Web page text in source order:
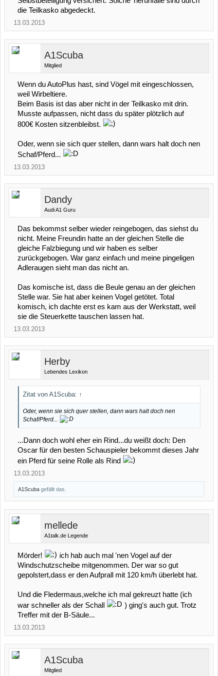
die Teilkasko abgedeckt.
13.03.2013
A1Scuba
Mitglied
Wenn du AutoPlus hast, sind Vögel mit eingeschlossen,
weil Wirbeltiere.
Beim Basis ist das aber nicht in der Teilkasko mit drin.
Musste aufpassen, nicht dass du später plötzlich auf
800€ Kosten sitzenbleibst.
Oder, wenn sie sich quer stellen, dann wars halt doch nen
Schaf/Pferd...
13.03.2013
Dandy
Audi A1 Guru
Das bekommst selber wieder reingebogen, das siehst du
nicht. Meine Freundin hatte an der gleichen Stelle die
gleiche Falzbiegung und wir haben es selber
zurückgebogen. War ganz einfach und meine pingeligen
Adleraugen sieht man das nicht an.
Das komische ist, dass die Beule genau an der gleichen
Stelle war. Sie hat aber keinen Vogel getötet. Total
komisch, ich dachte erst es kam aus der Werkstatt, weil
sie die Steuerkette tauschen lassen hat.
13.03.2013
Herby
Lebendes Lexikon
Zitat von A1Scuba: ↑
Oder, wenn sie sich quer stellen, dann wars halt doch nen
Schaf/Pferd...
...Dann doch wohl eher ein Rind...du weißt doch: Den
Oscar für den besten Schauspieler bekommt dieses Jahr
ein Pferd für seine Rolle als Rind
13.03.2013
A1Scuba gefällt das.
mellede
A1talk.de Legende
Mörder!
ich hab auch mal 'nen Vogel auf der
Windschutzscheibe mitgenommen. Der war so gut
gepolstert,dass er den Aufprall mit 120 km/h überlebt hat.
Und die Fledermaus,welche ich mal gekreuzt hatte (ich
war schneller als der Schall
) ging's auch gut. Trotz
Treffer mit der B-Säule...
13.03.2013
A1Scuba
Mitglied